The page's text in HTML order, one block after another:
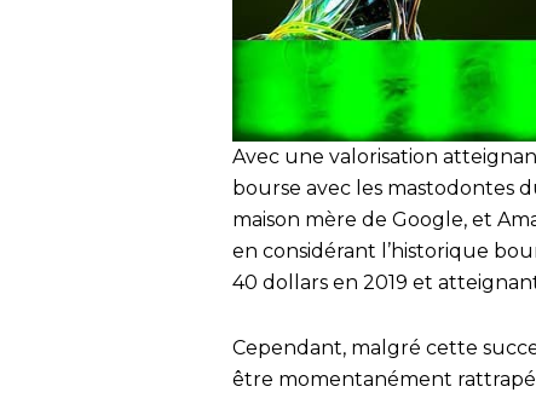
Avec une valorisation
bourse avec les mastodontes
maison mère de Google, et
en considérant l’historique
40 dollars en 2019 et
Cependant, malgré cette
être momentanément